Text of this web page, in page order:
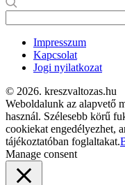
Impresszum
Kapcsolat
Jogi nyilatkozat
© 2026. kreszvaltozas.hu
Weboldalunk az alapvető
használ. Szélesebb körű
cookiekat engedélyezhet,
tájékoztatóban foglaltakat.
Manage consent